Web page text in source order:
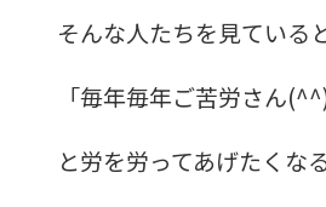
そんな人たちを見ている
「毎年毎年ご苦労さん(^^)
と労を労ってあげたくな